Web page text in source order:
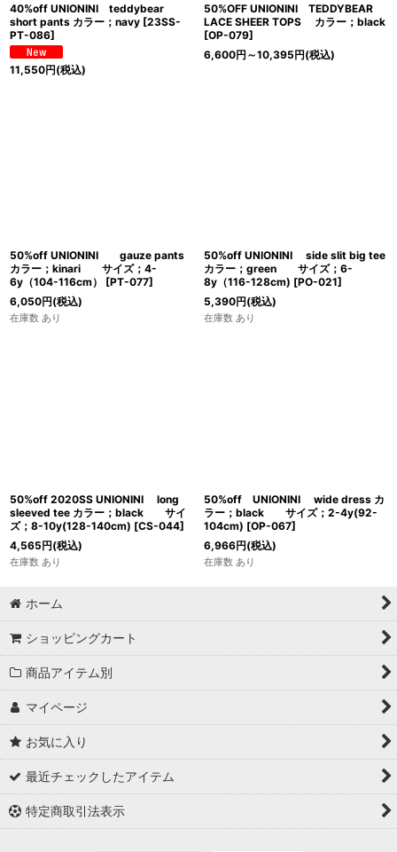
40%off UNIONINI teddybear
short pants カラー；navy [23SS-
PT-086]
11,550円(税込)
50%OFF UNIONINI TEDDYBEAR
LACE SHEER TOPS カラー；black
[OP-079]
6,600円 ～10,395円(税込)
50%off UNIONINI gauze pants
カラー；kinari サイズ；4-
6y（104-116cm）
[PT-077]
6,050円(税込)
在庫数 あり
50%off UNIONINI side slit big tee
カラー；green サイズ；6-
8y（116-128cm) [PO-021]
5,390円(税込)
在庫数 あり
50%off 2020SS UNIONINI long
sleeved tee カラー；black サイ
ズ；8-10y(128-140cm) [CS-044]
4,565円(税込)
在庫数 あり
50%off UNIONINI wide dress カ
ラー；black サイズ；2-4y(92-
104cm) [OP-067]
6,966円(税込)
在庫数 あり
ホーム
ショッピングカート
商品アイテム別
マイページ
お気に入り
最近チェックしたアイテム
特定商取引法表示